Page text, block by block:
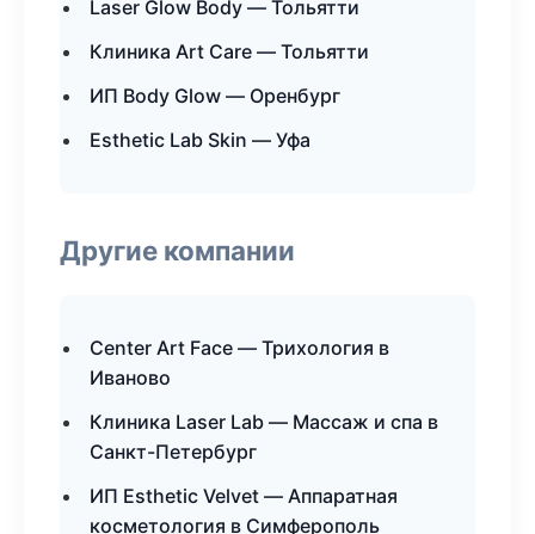
Laser Glow Body — Тольятти
Клиника Art Care — Тольятти
ИП Body Glow — Оренбург
Esthetic Lab Skin — Уфа
Другие компании
Center Art Face — Трихология в
Иваново
Клиника Laser Lab — Массаж и спа в
Санкт-Петербург
ИП Esthetic Velvet — Аппаратная
косметология в Симферополь